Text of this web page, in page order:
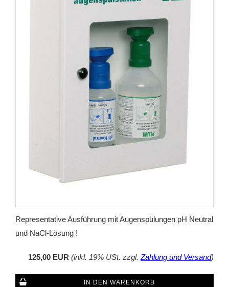
Representative Ausführung mit Augenspülungen pH Neutral
und NaCl-Lösung !
125,00 EUR (inkl. 19% USt. zzgl. Zahlung und Versand)
IN DEN WARENKORB